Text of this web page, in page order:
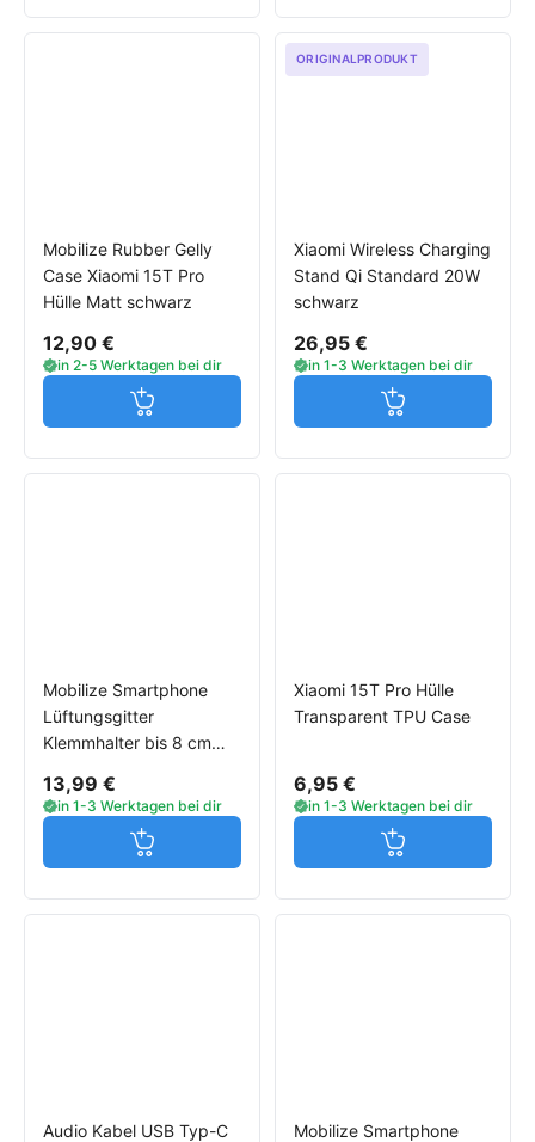
Mobilize Rubber Gelly
Case Xiaomi 15T Pro
Hülle Matt schwarz
12,90 €
in 2-5 Werktagen bei dir
Jetzt in den Warenkorb
ORIGINALPRODUKT
Xiaomi Wireless Charging
Stand Qi Standard 20W
schwarz
26,95 €
in 1-3 Werktagen bei dir
Jetzt in den
Mobilize Smartphone
Lüftungsgitter
Klemmhalter bis 8 cm
Smartphones
13,99 €
in 1-3 Werktagen bei dir
Jetzt in den Warenkorb
Xiaomi 15T Pro Hülle
Transparent TPU Case
6,95 €
in 1-3 Werktagen bei dir
Jetzt in den
Audio Kabel USB Typ-C
Mobilize Smartphone